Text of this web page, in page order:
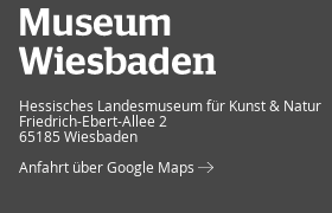
Museum Wiesbaden
Hessisches Landesmuseum für Kunst & Natur
Friedrich-Ebert-Allee 2
65185 Wiesbaden
Anfahrt über Google Maps